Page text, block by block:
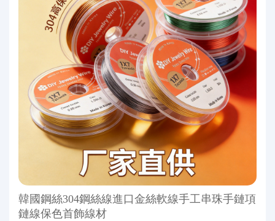
韓國鋼絲304鋼絲線進口金絲軟線手工串珠手鏈項
鏈線保色首飾線材